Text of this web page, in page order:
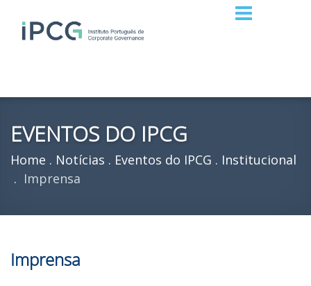
EVENTOS DO IPCG
Home Notícias Eventos do IPCG
Institucional
Imprensa
Imprensa